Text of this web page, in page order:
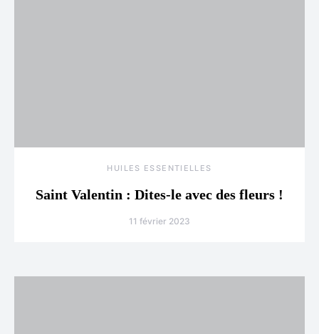
HUILES ESSENTIELLES
Saint Valentin : Dites-le avec des fleurs !
11 février 2023